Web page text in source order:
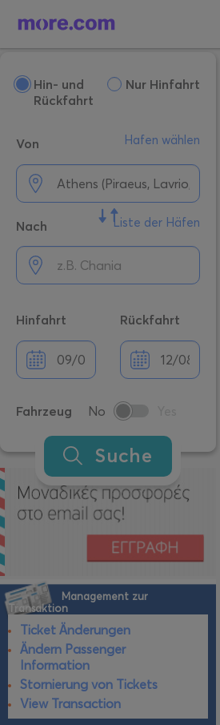
Hin- und
Rückfahrt
Nur Hinfahrt
Von Hafen wählen
Nach Liste der Häfen
Hinfahrt Rückfahrt
Fahrzeug No
Suche
Management zur
Transaktion
Ticket Änderungen
Ändern Passenger
Information
Stornierung von Tickets
View Transaction